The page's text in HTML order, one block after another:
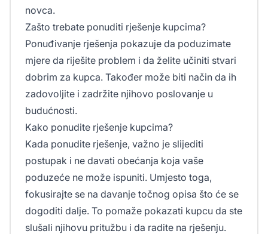
novca.
Zašto trebate ponuditi rješenje kupcima?
Ponuđivanje rješenja pokazuje da poduzimate
mjere da riješite problem i da želite učiniti stvari
dobrim za kupca. Također može biti način da ih
zadovoljite i zadržite njihovo poslovanje u
budućnosti.
Kako ponudite rješenje kupcima?
Kada ponudite rješenje, važno je slijediti
postupak i ne davati obećanja koja vaše
poduzeće ne može ispuniti. Umjesto toga,
fokusirajte se na davanje točnog opisa što će se
dogoditi dalje. To pomaže pokazati kupcu da ste
slušali njihovu pritužbu i da radite na rješenju.